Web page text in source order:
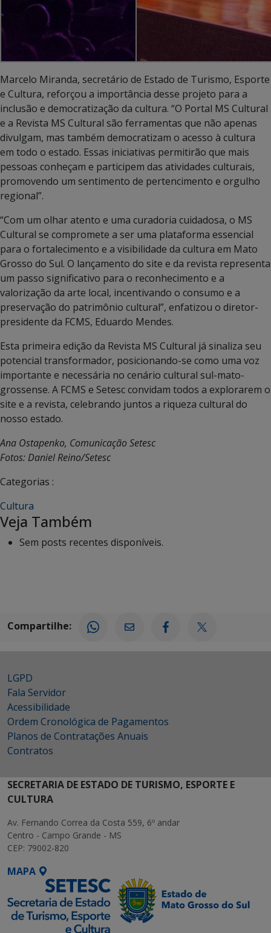
Marcelo Miranda, secretário de Estado de Turismo, Esporte
e Cultura, reforçou a importância desse projeto para a
inclusão e democratização da cultura. “O Portal MS Cultural
e a Revista MS Cultural são ferramentas que não apenas
divulgam, mas também democratizam o acesso à cultura
em todo o estado. Essas iniciativas permitirão que mais
pessoas conheçam e participem das atividades culturais,
promovendo um sentimento de pertencimento e orgulho
regional”.
“Com um olhar atento e uma curadoria cuidadosa, o MS
Cultural se compromete a ser uma plataforma essencial
para o fortalecimento e a visibilidade da cultura em Mato
Grosso do Sul. O lançamento do site e da revista representa
um passo significativo para o reconhecimento e a
valorização da arte local, incentivando o consumo e a
preservação do patrimônio cultural”, enfatizou o diretor-
presidente da FCMS, Eduardo Mendes.
Esta primeira edição da Revista MS Cultural já sinaliza seu
potencial transformador, posicionando-se como uma voz
importante e necessária no cenário cultural sul-mato-
grossense. A FCMS e Setesc convidam todos a explorarem o
site e a revista, celebrando juntos a riqueza cultural do
nosso estado.
Ana Ostapenko, Comunicação Setesc
Fotos: Daniel Reino/Setesc
Categorias :
Cultura
Veja Também
Sem posts recentes disponíveis.
Compartilhe:
LGPD
Fala Servidor
Acessibilidade
Ordem Cronológica de Pagamentos
Planos de Contratações Anuais
Contratos
SECRETARIA DE ESTADO DE TURISMO, ESPORTE E
CULTURA
Av. Fernando Correa da Costa 559, 6º andar
Centro - Campo Grande - MS
CEP: 79002-820
MAPA